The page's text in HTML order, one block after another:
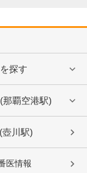
探す
覇空港駅)
川駅)
医情報